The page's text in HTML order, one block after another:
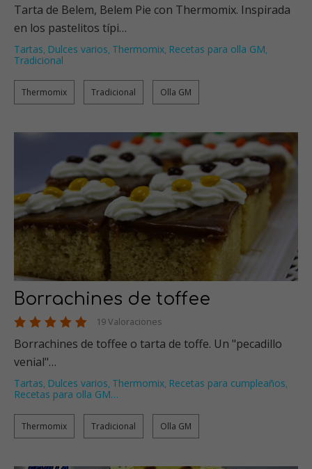
Tarta de Belem, Belem Pie con Thermomix. Inspirada
en los pastelitos típi…
Tartas, Dulces varios, Thermomix, Recetas para olla GM,
Tradicional
Thermomix Tradicional Olla GM
Borrachines de toffee
19 Valoraciones
Borrachines de toffee o tarta de toffe. Un "pecadillo
venial"…
Tartas, Dulces varios, Thermomix, Recetas para cumpleaños,
Recetas para olla GM…
Thermomix Tradicional Olla GM